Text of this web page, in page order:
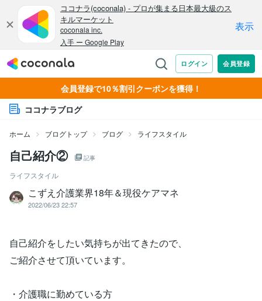
会員登録で10％割引クーポンを獲得！
ココナラブログ
ホーム ブログトップ ブログ ライフスタイル
自己紹介② 記事
ライフスタイル
こずえ介護業界18年＆現役ケアマネ
2022/06/23 22:57
自己紹介をしたい気持ちが出てきたので、
ご紹介させて頂いています。
・介護職に勤めている方